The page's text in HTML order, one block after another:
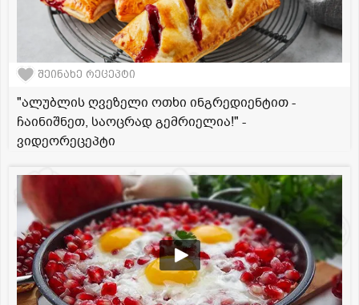
შეინახე რეცეპტი
"ალუბლის ღვეზელი ოთხი ინგრედიენტით -
ჩაინიშნეთ, საოცრად გემრიელია!" -
ვიდეორეცეპტი